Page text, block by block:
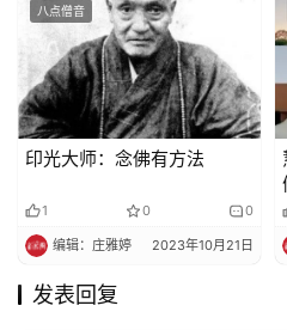
八点僧音
印光大师：念佛有方法
1 0 0
编辑：庄雅婷 2023年10月21日
发表回复